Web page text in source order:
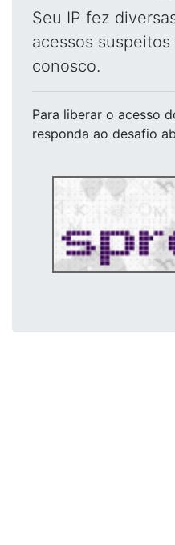
Seu IP fez
acessos
conosco.
Para liberar o acesso
responda ao desafio